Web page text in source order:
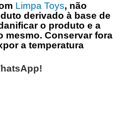
Limpa Toys, não
derivado à base de
o produto e a
mesmo. Conservar fora
a temperatura